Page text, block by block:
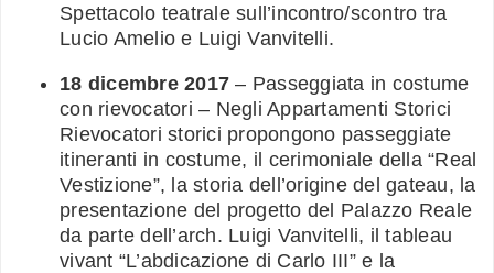
Spettacolo teatrale sull’incontro/scontro tra
Lucio Amelio e Luigi Vanvitelli.
18 dicembre 2017 – Passeggiata in costume
con rievocatori – Negli Appartamenti Storici
Rievocatori storici propongono passeggiate
itineranti in costume, il cerimoniale della “Real
Vestizione”, la storia dell’origine del gateau, la
presentazione del progetto del Palazzo Reale
da parte dell’arch. Luigi Vanvitelli, il tableau
vivant “L’abdicazione di Carlo III” e la